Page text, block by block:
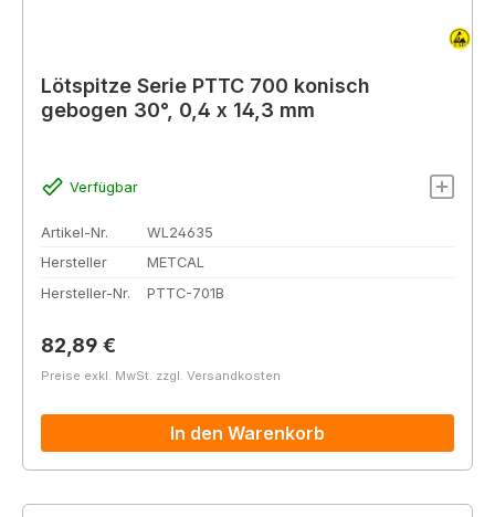
Lötspitze Serie PTTC 700 konisch
gebogen 30°, 0,4 x 14,3 mm
Verfügbar
Artikel-Nr.
WL24635
Hersteller
METCAL
Hersteller-Nr.
PTTC-701B
Regulärer Preis:
82,89 €
Preise exkl. MwSt. zzgl. Versandkosten
In den Warenkorb